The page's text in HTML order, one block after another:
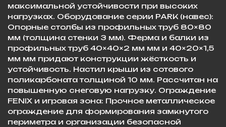
максимальной устойчивости при высоких
нагрузках. Оборудование серии PARK (навес):
Опорные столбы из профильных труб 80×80
мм (толщина стенки 3 мм). Ферма и балки из
профильных труб 40×40×2 мм мм и 40×20×1,5
мм мм придают конструкции жёсткость и
устойчивость. Настил крыши из сотового
поликарбоната толщиной 10 мм. Рассчитан на
повышенную снеговую нагрузку. Ограждение
FENIX и игровая зона: Прочное металлическое
ограждение для формирования замкнутого
периметра и организации безопасной